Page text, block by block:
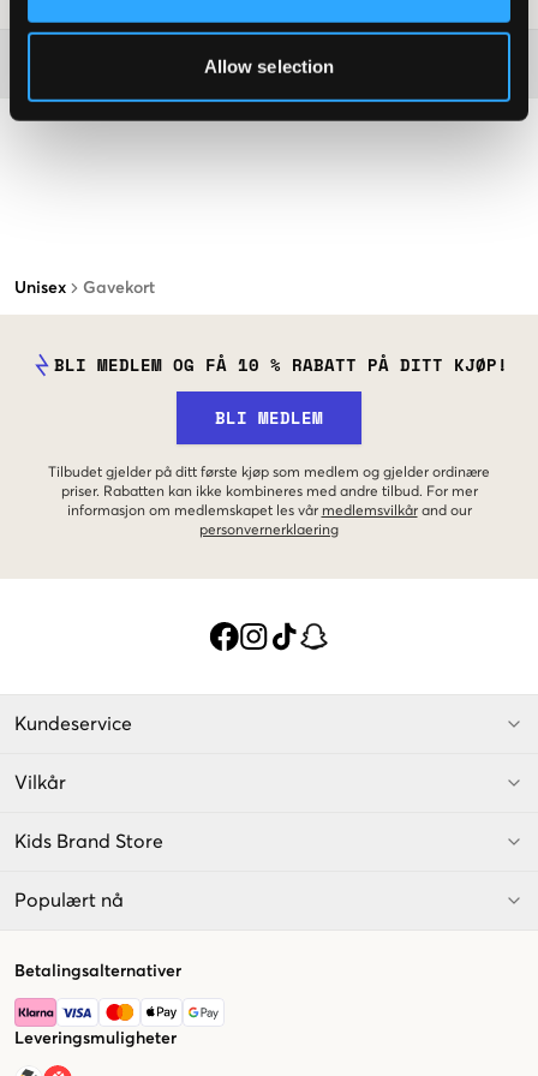
Allow selection
Unisex Gavekort
BLI MEDLEM OG FÅ 10 % RABATT PÅ DITT KJØP!
BLI MEDLEM
Tilbudet gjelder på ditt første kjøp som medlem og gjelder ordinære
priser. Rabatten kan ikke kombineres med andre tilbud. For mer
informasjon om medlemskapet les vår medlemsvilkår and our
personvernerklaering
Kundeservice
Vilkår
Kids Brand Store
Populært nå
Betalingsalternativer
Leveringsmuligheter